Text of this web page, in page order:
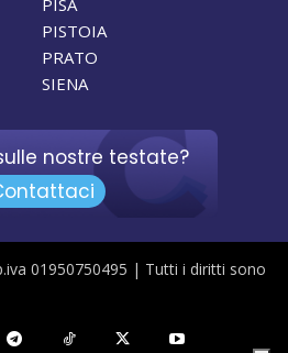
PISA
PISTOIA
PRATO
SIENA
nostre testate?
01950750495 | Tutti i diritti sono